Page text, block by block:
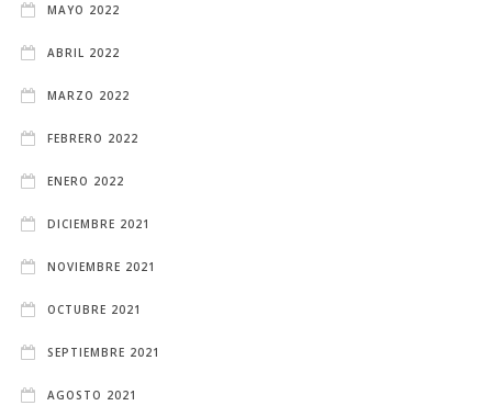
MAYO 2022
ABRIL 2022
MARZO 2022
FEBRERO 2022
ENERO 2022
DICIEMBRE 2021
NOVIEMBRE 2021
OCTUBRE 2021
SEPTIEMBRE 2021
AGOSTO 2021